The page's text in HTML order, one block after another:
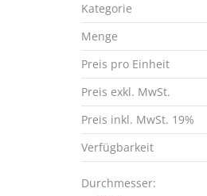
Kategorie
Menge
Preis pro Einheit
Preis exkl. MwSt.
Preis inkl. MwSt. 19%
Verfügbarkeit
Durchmesser: